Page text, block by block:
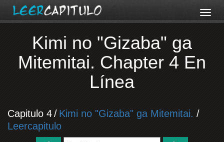
Kimi no "Gizaba" ga
Mitemitai. Chapter 4 En
Línea
Capitulo 4/ Kimi no "Gizaba" ga Mitemitai. /
Leercapitulo